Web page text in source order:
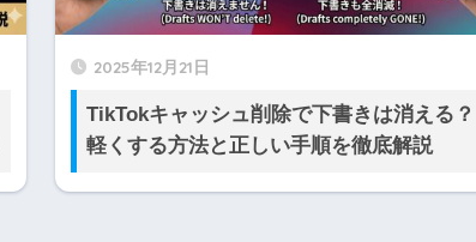
2025年12月21日
TikTokキャッシュ削除で下書きは消える？
軽くする方法と正しい手順を徹底解説